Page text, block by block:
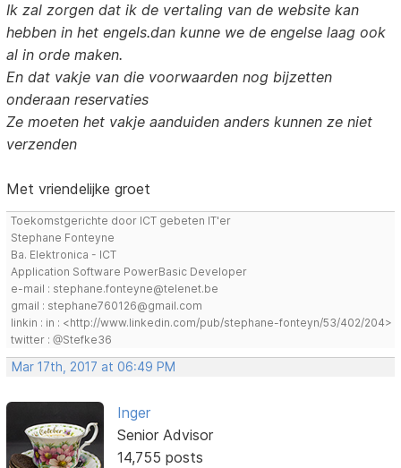
Ik zal zorgen dat ik de vertaling van de website kan
hebben in het engels.dan kunne we de engelse laag ook
al in orde maken.
En dat vakje van die voorwaarden nog bijzetten
onderaan reservaties
Ze moeten het vakje aanduiden anders kunnen ze niet
verzenden
Met vriendelijke groet
Toekomstgerichte door ICT gebeten IT'er
Stephane Fonteyne
Ba. Elektronica - ICT
Application Software PowerBasic Developer
e-mail : stephane.fonteyne@telenet.be
gmail : stephane760126@gmail.com
linkin : in : <http://www.linkedin.com/pub/stephane-fonteyn/53/402/204>
twitter : @Stefke36
Mar 17th, 2017 at 06:49 PM
Inger
Senior Advisor
14,755 posts